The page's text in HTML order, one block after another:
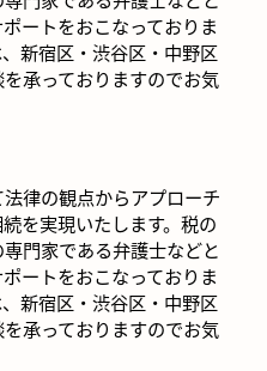
ートをおこなっておりま
新宿区・渋谷区・中野区
承っておりますのでお気
律の観点からアプローチ
を実現いたします。税の
門家である弁護士などと
ートをおこなっておりま
新宿区・渋谷区・中野区
承っておりますのでお気